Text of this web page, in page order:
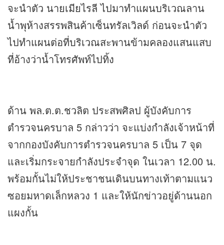
จะนำตัว นายเมียไรลี ไปมาทำแผนบริเวณลาน
น้ำพุห้างสรรพสินค้าเซ็นทรัลเวิลด์ ก่อนจะนำตัว
ไปทำแผนต่อที่บริเวณสะพานข้ามคลองแสนแสบ
ที่อ้างว่าน้ำโทรศัพท์ไปทิ้ง
ด้าน พล.ต.ต.ชวลิต ประสพศิลป ผู้บังคับการ
ตำรวจนครบาล 5 กล่าวว่า จะแบ่งกำลังเจ้าหน้าที่
จากกองบังคับการตำรวจนครบาล 5 เป็น 7 จุด
และเริ่มกระจายกำลังประจำจุด ในเวลา 12.00 น.
พร้อมกั้นไม่ให้ประชาชนเดินบนทางเท้าตามแนว
ซอยมหาดเล็กหลวง 1 และให้นักข่าวอยู่ด้านนอก
แผงกั้น